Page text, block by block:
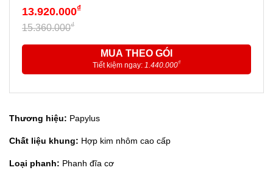
13.920.000₫
15.360.000₫
MUA THEO GÓI
Tiết kiệm ngay: 1.440.000₫
Thương hiệu: Papylus
Chất liệu khung: Hợp kim nhôm cao cấp
Loại phanh: Phanh đĩa cơ